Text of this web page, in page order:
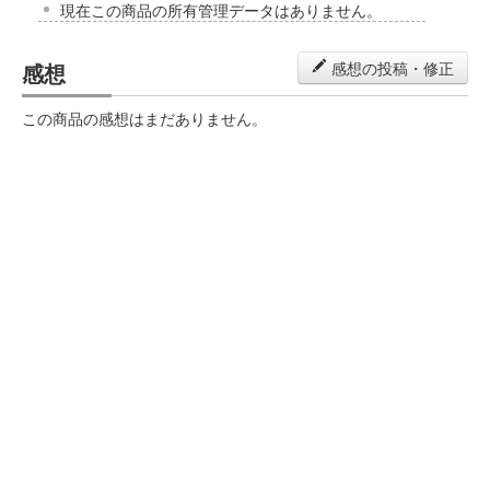
現在この商品の所有管理データはありません。
感想 感想の投稿・修正
この商品の感想はまだありません。